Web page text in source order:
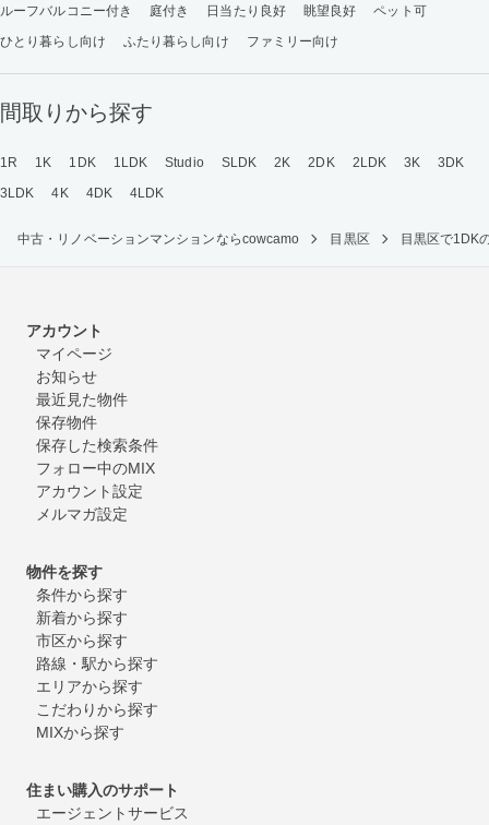
ルーフバルコニー付き 庭付き 日当たり良好 眺望良好
ペット可
ひとり暮らし向け
ふたり暮らし向け ファミリー向け
間取りから探す
1R 1K 1DK 1LDK Studio SLDK 2K 2DK 2LDK 3K
3DK
3LDK
4K 4DK 4LDK
中古・リノベーションマンションならcowcamo 目黒区 目黒区で1DK
アカウント
マイページ
お知らせ
最近見た物件
保存物件
保存した検索条件
フォロー中のMIX
アカウント設定
メルマガ設定
物件を探す
条件から探す
新着から探す
市区から探す
路線・駅から探す
エリアから探す
こだわりから探す
MIXから探す
住まい購入のサポート
エージェントサービス